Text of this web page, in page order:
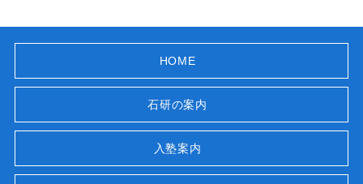
HOME
石研の案内
入塾案内